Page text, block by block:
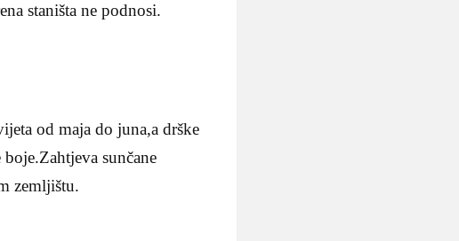
staništa ne podnosi.
od maja do juna,a drške
sunčane
zemljištu.